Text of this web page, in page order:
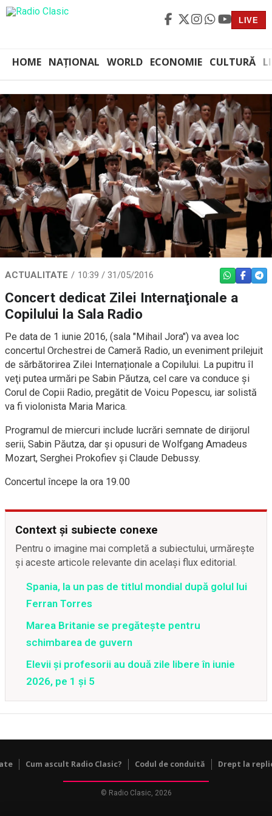
LIVE
HOME NAȚIONAL WORLD ECONOMIE CULTURĂ
ACTUALITATE 10:39 / 31/05/2016 WHATSAPP
Concert dedicat Zilei Internaţionale a
Copilului la Sala Radio
Pe data de 1 iunie 2016, (sala "Mihail Jora") va avea loc
concertul Orchestrei de Cameră Radio, un eveniment prilejuit
de sărbătorirea Zilei Internaționale a Copilului. La pupitru îl
veţi putea urmări pe Sabin Păutza, cel care va conduce şi
Corul de Copii Radio, pregătit de Voicu Popescu, iar solistă
va fi violonista Maria Marica.
Programul de miercuri include lucrări semnate de dirijorul
serii, Sabin Păutza, dar şi opusuri de Wolfgang Amadeus
Mozart, Serghei Prokofiev şi Claude Debussy.
Concertul începe la ora 19.00
Context și subiecte conexe
Pentru o imagine mai completă a subiectului, urmărește
și aceste articole relevante din același flux editorial.
Spania, la un pas de titlul mondial după golul lui
Ferran Torres
Marea Britanie se pregătește pentru
schimbarea de guvern
Elevii și profesorii au două zile libere în iunie
2026, pe 1 și 5
Cum ascult Radio Clasic? Codul de conduită Drept la
© Radio Clasic, 2026